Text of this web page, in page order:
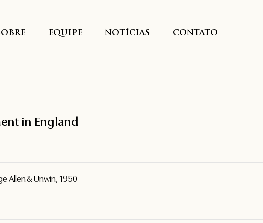
EQUIPE NOTÍCIAS CONTATO
in England
Allen & Unwin, 1950